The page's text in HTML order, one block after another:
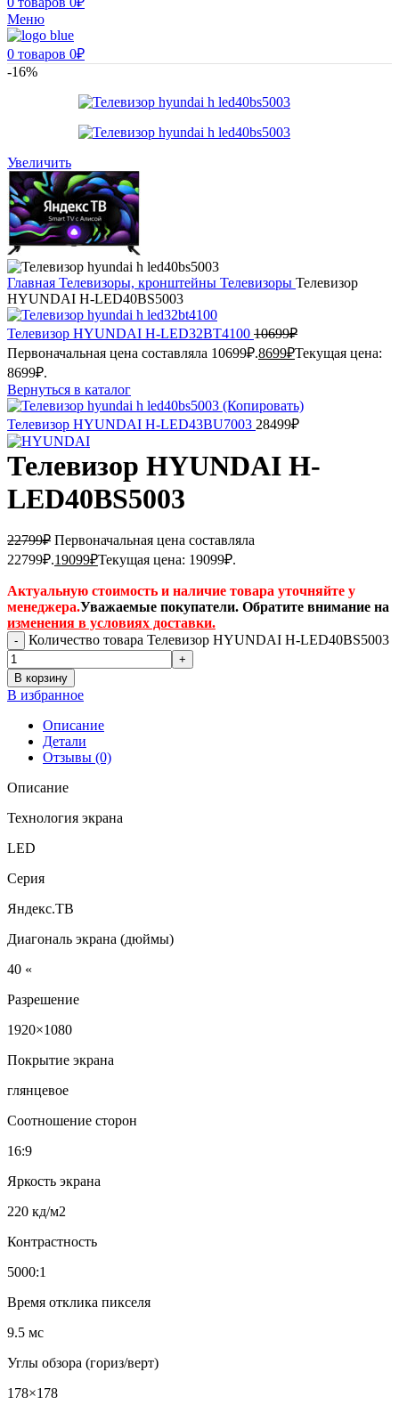
Меню
0 товаров 0₽
-16%
Увеличить
Главная Телевизоры, кронштейны Телевизоры Телевизор
HYUNDAI H-LED40BS5003
Телевизор HYUNDAI H-LED32BT4100 10699₽
Первоначальная цена составляла 10699₽.8699₽Текущая цена:
8699₽.
Вернуться в каталог
Телевизор HYUNDAI H-LED43BU7003 28499₽
Телевизор HYUNDAI H-
LED40BS5003
22799₽ Первоначальная цена составляла
22799₽.19099₽Текущая цена: 19099₽.
Актуальную стоимость и наличие товара уточняйте у
менеджера.Уважаемые покупатели. Обратите внимание на
изменения в условиях доставки.
Количество товара Телевизор HYUNDAI H-LED40BS5003
В корзину
В избранное
Описание
Детали
Отзывы (0)
Описание
Технология экрана
LED
Серия
Яндекс.ТВ
Диагональ экрана (дюймы)
40 «
Разрешение
1920×1080
Покрытие экрана
глянцевое
Соотношение сторон
16:9
Яркость экрана
220 кд/м2
Контрастность
5000:1
Время отклика пикселя
9.5 мс
Углы обзора (гориз/верт)
178×178